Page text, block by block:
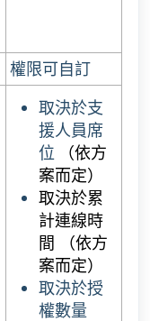
權限可自訂
取決於支
援人員席
位
（依方
案而定）
取決於累
計連線時
間
（依方
案而定）
取決於授
權數量